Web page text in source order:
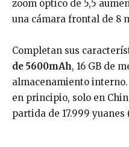
zoom óptico de 5,5
una cámara frontal de 8
Completan sus
de 5600mAh, 16 GB de
almacenamiento
en principio, solo en
partida de 17.999 yuanes